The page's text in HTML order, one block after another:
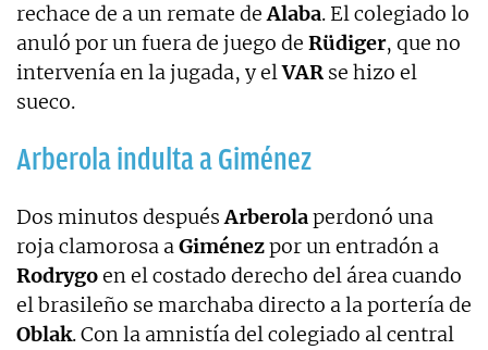
rechace de a un remate deAlaba. El colegiado lo
anuló por un fuera de juego de Rüdiger, que no
intervenía en la jugada, y elVAR se hizo el
sueco.
Arberola indulta a Giménez
Dos minutos despuésArberolaperdonó una
roja clamorosa aGiménezpor un entradón a
Rodrygoen el costado derecho del área cuando
el brasileño se marchaba directo a la portería de
Oblak. Con la amnistía del colegiado al central